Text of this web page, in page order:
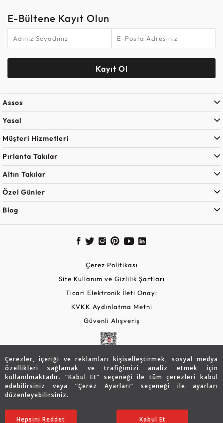
Çerezler, içeriği ve reklamları kişiselleştirmek, sosyal medya
özellikleri sağlamak ve trafiğimizi analiz etmek için
kullanılmaktadır. “Kabul Et” seçeneği ile tüm çerezleri kabul
edebilirsiniz veya “Çerez Ayarları” seçeneği ile ayarları
düzenleyebilirsiniz.
Ayarları Düzenle
Hepsini Reddet Kabul Et
E-Bültene Kayıt Olun
Kayıt Ol
Assos
Yasal
Müşteri Hizmetleri
Pırlanta Takılar
Altın Takılar
Özel Günler
Blog
Çerez Politikası
Site Kullanım ve Gizlilik Şartları
Ticari Elektronik İleti Onayı
KVKK Aydınlatma Metni
Güvenli Alışveriş